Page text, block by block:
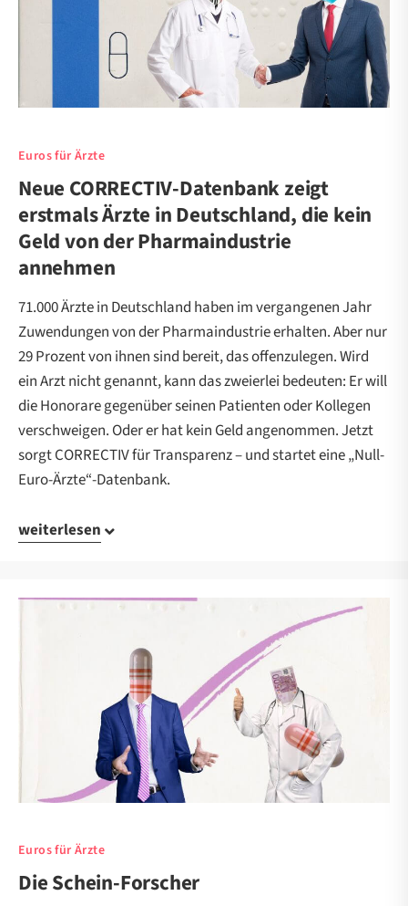
Euros für Ärzte
Neue CORRECTIV-Datenbank zeigt
erstmals Ärzte in Deutschland, die kein
Geld von der Pharmaindustrie
annehmen
71.000 Ärzte in Deutschland haben im vergangenen Jahr
Zuwendungen von der Pharmaindustrie erhalten. Aber nur
29 Prozent von ihnen sind bereit, das offenzulegen. Wird
ein Arzt nicht genannt, kann das zweierlei bedeuten: Er will
die Honorare gegenüber seinen Patienten oder Kollegen
verschweigen. Oder er hat kein Geld angenommen. Jetzt
sorgt CORRECTIV für Transparenz – und startet eine „Null-
Euro-Ärzte“-Datenbank.
weiterlesen
Euros für Ärzte
Die Schein-Forscher